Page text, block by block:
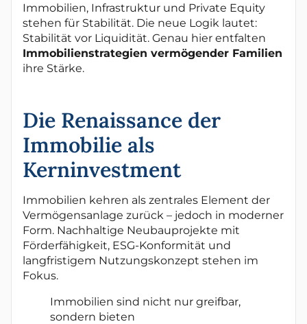
Immobilien, Infrastruktur und Private Equity
stehen für Stabilität. Die neue Logik lautet:
Stabilität vor Liquidität. Genau hier entfalten
Immobilienstrategien vermögender Familien
ihre Stärke.
Die Renaissance der
Immobilie als
Kerninvestment
Immobilien kehren als zentrales Element der
Vermögensanlage zurück – jedoch in moderner
Form. Nachhaltige Neubauprojekte mit
Förderfähigkeit, ESG-Konformität und
langfristigem Nutzungskonzept stehen im
Fokus.
Immobilien sind nicht nur greifbar,
sondern bieten